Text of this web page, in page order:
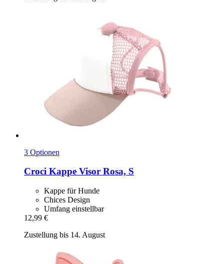
3 Optionen
Croci Kappe Visor Rosa, S
Kappe für Hunde
Chices Design
Umfang einstellbar
12,99 €
Zustellung bis 14. August